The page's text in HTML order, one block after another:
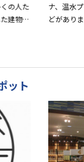
の人た
建物。
ナ、温水
どがあり
ット